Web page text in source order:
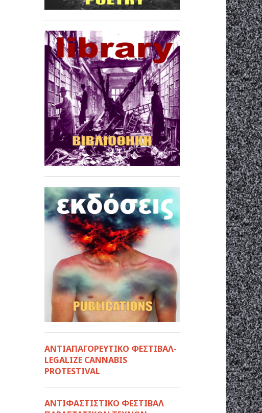
ΑΝΤΙΑΠΑΓΟΡΕΥΤΙΚΟ ΦΕΣΤΙΒΑΛ-
LEGALIZE CANNABIS
PROTESTIVAL
ANTIΦΑΣΤΙΣΤΙΚΟ ΦΕΣΤΙΒΑΛ